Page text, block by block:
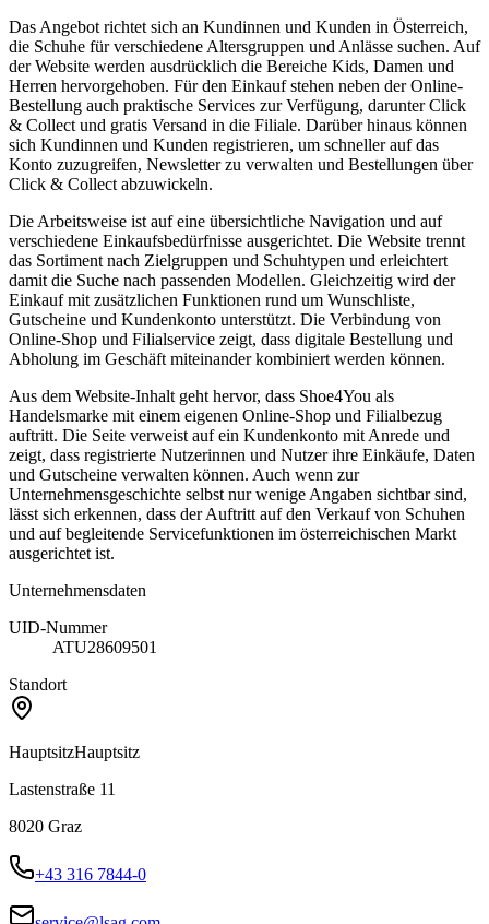
Das Angebot richtet sich an Kundinnen und Kunden in Österreich,
die Schuhe für verschiedene Altersgruppen und Anlässe suchen. Auf
der Website werden ausdrücklich die Bereiche Kids, Damen und
Herren hervorgehoben. Für den Einkauf stehen neben der Online-
Bestellung auch praktische Services zur Verfügung, darunter Click
& Collect und gratis Versand in die Filiale. Darüber hinaus können
sich Kundinnen und Kunden registrieren, um schneller auf das
Konto zuzugreifen, Newsletter zu verwalten und Bestellungen über
Click & Collect abzuwickeln.
Die Arbeitsweise ist auf eine übersichtliche Navigation und auf
verschiedene Einkaufsbedürfnisse ausgerichtet. Die Website trennt
das Sortiment nach Zielgruppen und Schuhtypen und erleichtert
damit die Suche nach passenden Modellen. Gleichzeitig wird der
Einkauf mit zusätzlichen Funktionen rund um Wunschliste,
Gutscheine und Kundenkonto unterstützt. Die Verbindung von
Online-Shop und Filialservice zeigt, dass digitale Bestellung und
Abholung im Geschäft miteinander kombiniert werden können.
Aus dem Website-Inhalt geht hervor, dass Shoe4You als
Handelsmarke mit einem eigenen Online-Shop und Filialbezug
auftritt. Die Seite verweist auf ein Kundenkonto mit Anrede und
zeigt, dass registrierte Nutzerinnen und Nutzer ihre Einkäufe, Daten
und Gutscheine verwalten können. Auch wenn zur
Unternehmensgeschichte selbst nur wenige Angaben sichtbar sind,
lässt sich erkennen, dass der Auftritt auf den Verkauf von Schuhen
und auf begleitende Servicefunktionen im österreichischen Markt
ausgerichtet ist.
Unternehmensdaten
UID-Nummer
ATU28609501
Standort
HauptsitzHauptsitz
Lastenstraße 11
8020 Graz
+43 316 7844-0